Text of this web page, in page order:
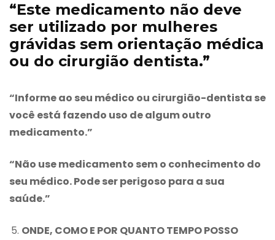
“Este medicamento não deve
ser utilizado por mulheres
grávidas sem orientação médica
ou do cirurgião dentista.”
“Informe ao seu médico ou cirurgião-dentista se
você está fazendo uso de algum outro
medicamento.”
“Não use medicamento sem o conhecimento do
seu médico. Pode ser perigoso para a sua
saúde.”
ONDE, COMO E POR QUANTO TEMPO POSSO